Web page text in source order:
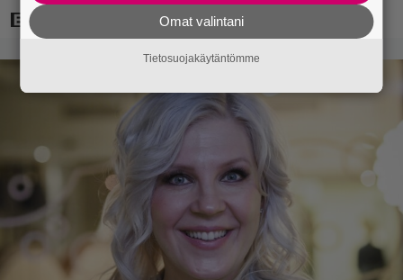
Omat valintani
Tietosuojakäytäntömme